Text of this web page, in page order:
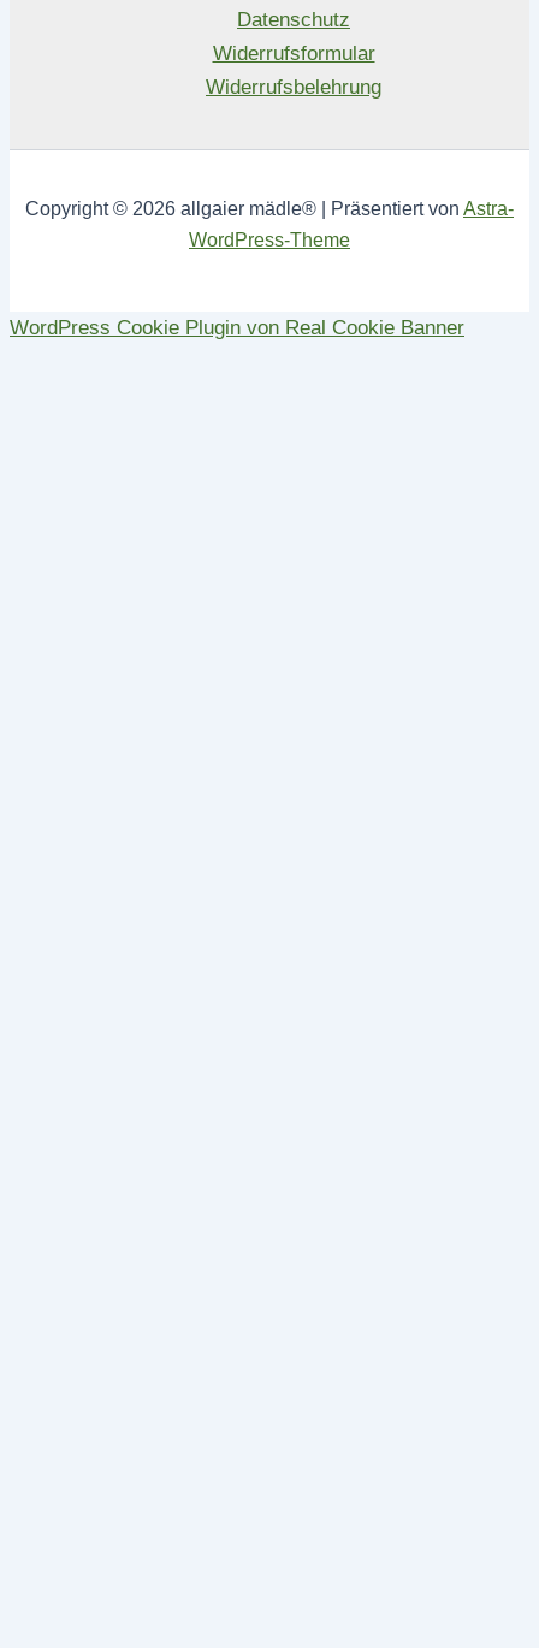
Datenschutz
Widerrufsformular
Widerrufsbelehrung
Copyright © 2026 allgaier mädle® | Präsentiert von Astra-
WordPress-Theme
WordPress Cookie Plugin von Real Cookie Banner